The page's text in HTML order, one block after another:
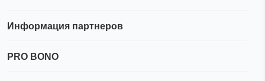
Информация партнеров
PRO BONO